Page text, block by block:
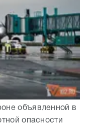
объявленной в
опасности